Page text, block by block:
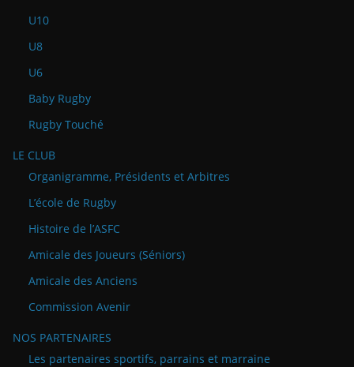
U10
U8
U6
Baby Rugby
Rugby Touché
LE CLUB
Organigramme, Présidents et Arbitres
L’école de Rugby
Histoire de l’ASFC
Amicale des Joueurs (Séniors)
Amicale des Anciens
Commission Avenir
NOS PARTENAIRES
Les partenaires sportifs, parrains et marraine